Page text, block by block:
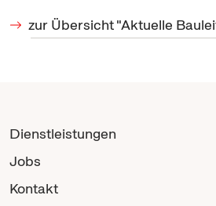
zur Übersicht "Aktuelle
Dienstleistungen
Jobs
Kontakt